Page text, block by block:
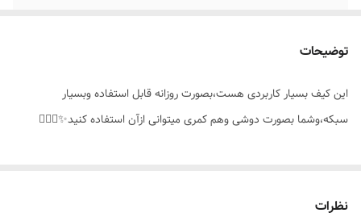
توضیحات
این کیف بسیار کاربردی هست،بصورت روزانه قابل استفاده وبسیار
سبکه،وشما بصورت دوشی وهم کمری میتوانی ازآن استفاده کنید✨️👌🏻🥰
نظرات